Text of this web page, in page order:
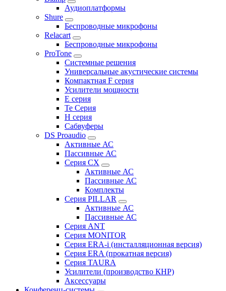
Аудиоплатформы
Shure
Беспроводные микрофоны
Relacart
Беспроводные микрофоны
ProTone
Системные решения
Универсальные акустические системы
Компактная F серия
Усилители мощности
E серия
Te Серия
H серия
Сабвуферы
DS Proaudio
Активные АС
Пассивные АС
Серия CX
Активные АС
Пассивные АС
Комплекты
Серия PILLAR
Активные АС
Пассивные АС
Серия ANT
Серия MONITOR
Серия ERA-i (инсталляционная версия)
Серия ERA (прокатная версия)
Серия TAURA
Усилители (производство КНР)
Аксессуары